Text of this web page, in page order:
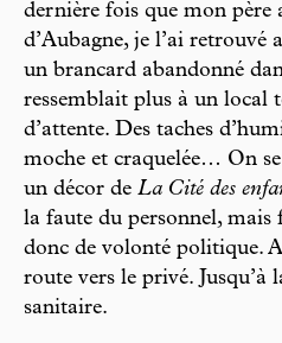
dernière fois que mon père
d’Aubagne, je l’ai retrouvé
un brancard abandonné
ressemblait plus à un local
d’attente. Des taches
moche et craquelée… On
un décor de La Cité des
la faute du personnel, mais
donc de volonté politique.
route vers le privé. Jusqu’à
sanitaire.